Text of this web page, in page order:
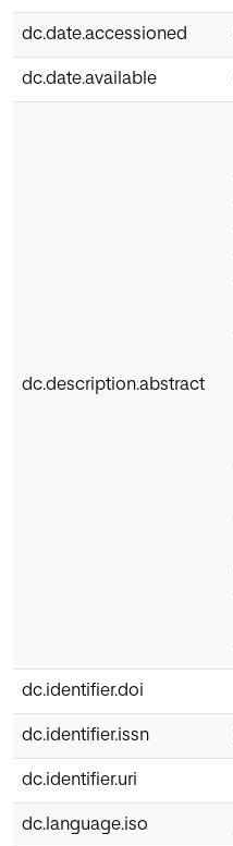
dc.date.accessioned
dc.date.available
dc.description.abstract
dc.identifier.doi
dc.identifier.issn
dc.identifier.uri
dc.language.iso